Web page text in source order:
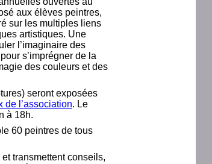
aux élèves peintres,
sur les multiples liens
artistiques. Une
l’imaginaire des
s’imprégner de la
des couleurs et des
seront exposées
de l’association. Le
à 18h.
60 peintres de tous
transmettent conseils,